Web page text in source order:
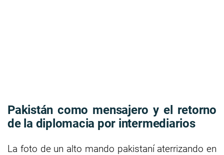
Pakistán como mensajero y el retorno
de la diplomacia por intermediarios
La foto de un alto mando pakistaní aterrizando en